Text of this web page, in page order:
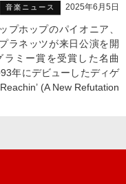
音楽ニュース 2025年6月5日
プホップのパイオニア、
ラネッツが来日公演を開
ミー賞を受賞した名曲
年にデビューしたディゲ
(A New Refutation